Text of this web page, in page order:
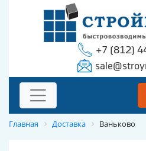
+7 (812)
Главная Доставка Ваньково